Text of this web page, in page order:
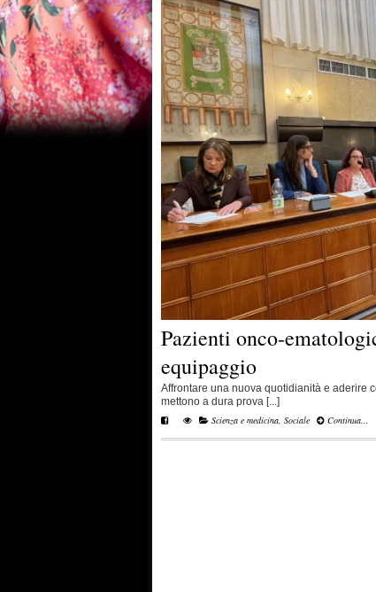
Pazienti onco-
equipaggio
Affrontare una nuova quotidianità e aderire
mettono a dura prova [...]
Scienza e medicina, Sociale Continua...